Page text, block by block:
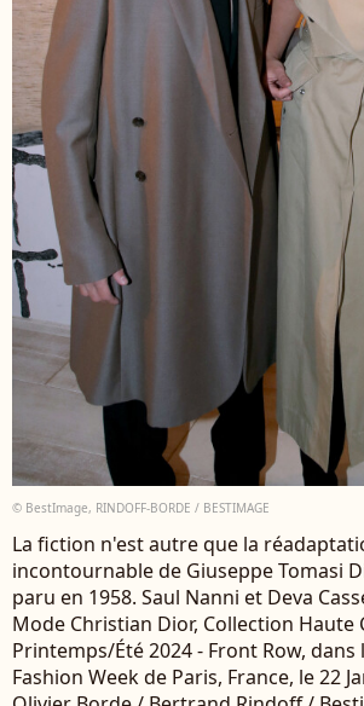
© BestImage, RINDOFF-BORDE / BESTIMAGE
La fiction n'est autre que la
incontournable de Giuseppe Tomasi
paru en 1958. Saul Nanni et Deva
Mode Christian Dior, Collection Haute
Printemps/Été 2024 - Front Row, dans
Fashion Week de Paris, France, le 22